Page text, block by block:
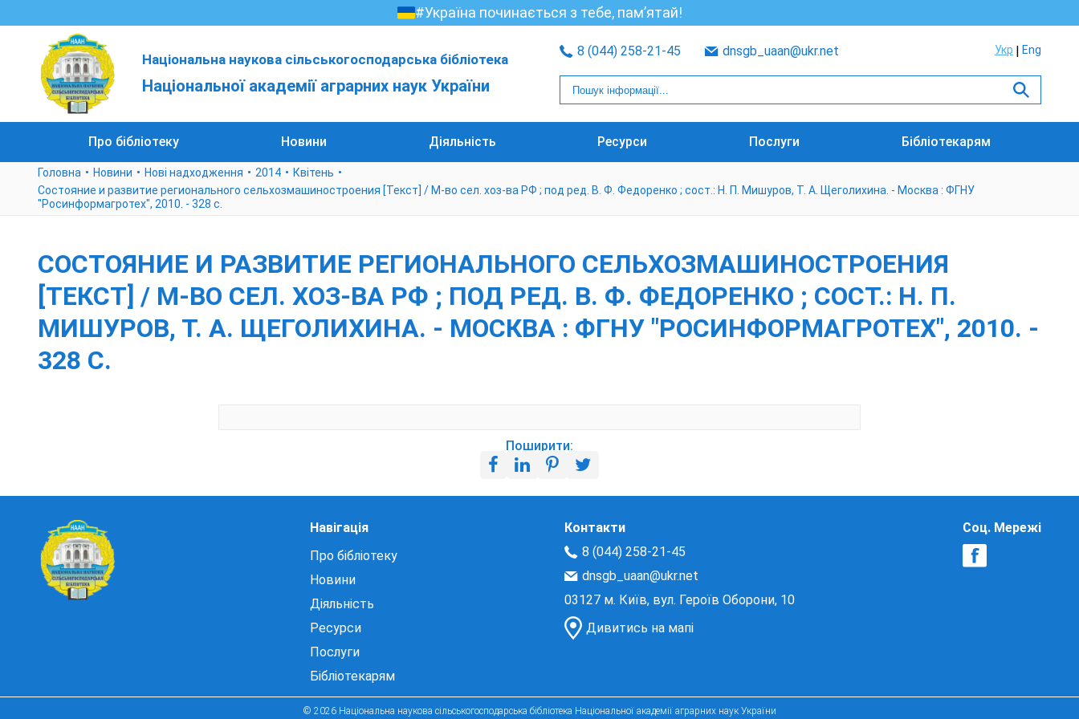
#Україна починається з тебе, пам’ятай!
Національна наукова сільськогосподарська бібліотека
Національної академії аграрних наук України
8 (044) 258-21-45 dnsgb_uaan@ukr.net Укр Eng
Про бібліотеку Новини Діяльність Ресурси Послуги Бібліотекарям
Головна Новини Нові надходження 2014
Квітень
Состояние и развитие регионального сельхозмашиностроения [Текст] / М-во сел. хоз-ва РФ ; под ред. В. Ф. Федоренко ; сост.: Н. П. Мишуров, Т. А. Щеголихина. - Москва : ФГНУ
"Росинформагротех", 2010. - 328 с.
СОСТОЯНИЕ И РАЗВИТИЕ РЕГИОНАЛЬНОГО СЕЛЬХОЗМАШИНОСТРОЕНИЯ
[ТЕКСТ] / М-ВО СЕЛ. ХОЗ-ВА РФ ; ПОД РЕД. В. Ф. ФЕДОРЕНКО ; СОСТ.: Н. П.
МИШУРОВ, Т. А. ЩЕГОЛИХИНА. - МОСКВА : ФГНУ "РОСИНФОРМАГРОТЕХ", 2010. -
328 С.
Поширити:
Навігація
Про бібліотеку
Новини
Діяльність
Ресурси
Послуги
Бібліотекарям
Контакти
8 (044) 258-21-45
dnsgb_uaan@ukr.net
03127 м. Київ, вул. Героїв Оборони, 10
Дивитись на мапі
Соц. Мережі
© 2026 Національна наукова сільськогосподарська бібліотека Національної академії аграрних наук України